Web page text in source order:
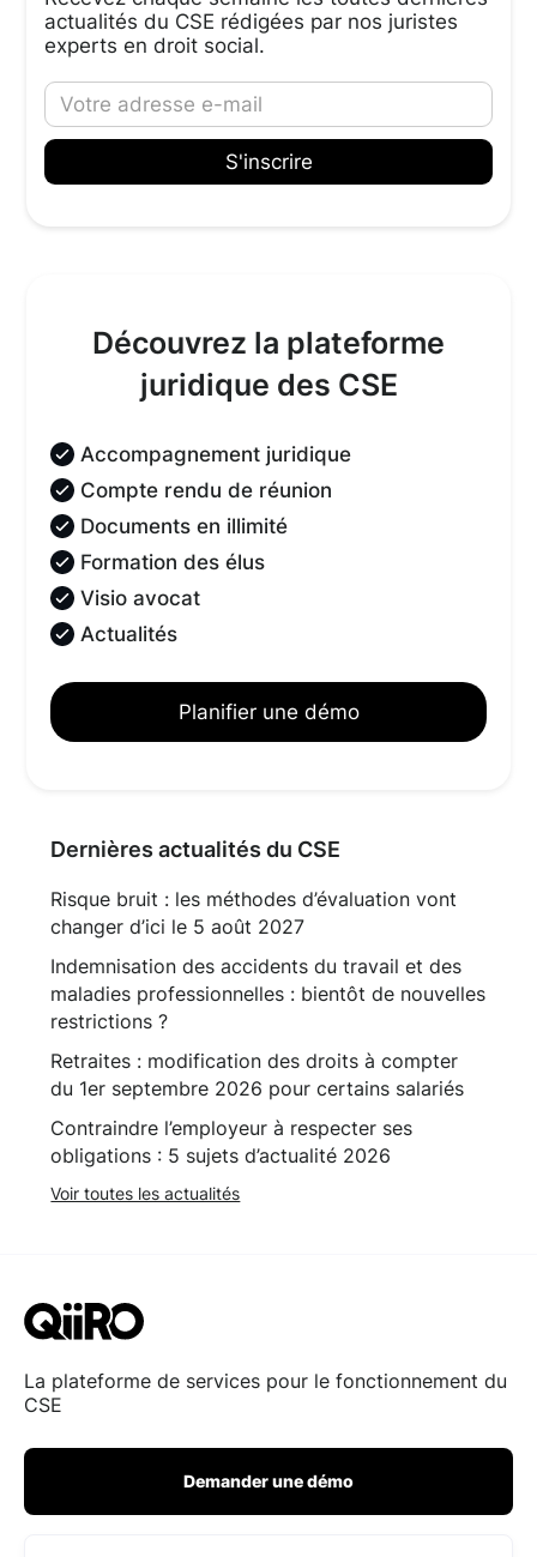
actualités du CSE rédigées par nos juristes
experts en droit social.
Découvrez la plateforme
juridique des CSE
Accompagnement juridique
Compte rendu de réunion
Documents en illimité
Formation des élus
Visio avocat
Actualités
Planifier une démo
Dernières actualités du CSE
Risque bruit : les méthodes d’évaluation vont
changer d’ici le 5 août 2027
Indemnisation des accidents du travail et des
maladies professionnelles : bientôt de nouvelles
restrictions ?
Retraites : modification des droits à compter
du 1er septembre 2026 pour certains salariés
Contraindre l’employeur à respecter ses
obligations : 5 sujets d’actualité 2026
Voir toutes les actualités
La plateforme de services pour le fonctionnement du
CSE
Demander une démo